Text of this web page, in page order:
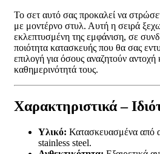
Το σετ αυτό σας προκαλεί να
με μοντέρνο στυλ. Αυτή η σειρά
εκλεπτυσμένη της εμφάνιση, σε
ποιότητα κατασκευής που θα σας
επιλογή για όσους αναζητούν αντοχή
καθημερινότητά τους.
Χαρακτηριστικά –
Υλικό: Κατασκευασμένα από
stainless steel.